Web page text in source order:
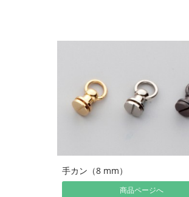
手カン（8 mm）
商品ページへ